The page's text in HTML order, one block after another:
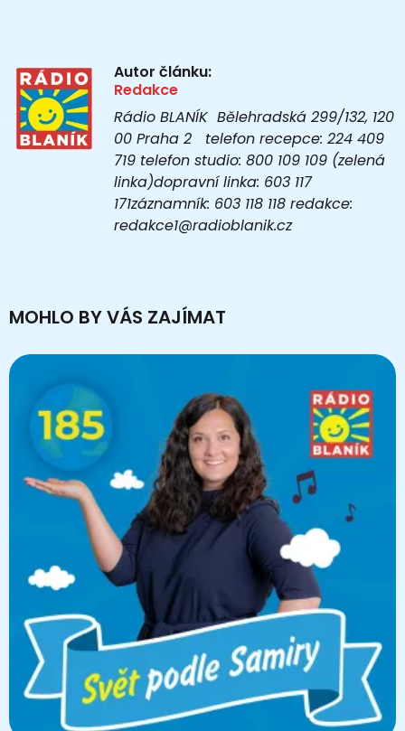
Autor článku:
Redakce
Rádio BLANÍK Bělehradská 299/132, 120
00 Praha 2 telefon recepce: 224 409
719 telefon studio: 800 109 109 (zelená
linka)dopravní linka: 603 117
171záznamník: 603 118 118 redakce:
redakce1@radioblanik.cz
MOHLO BY VÁS ZAJÍMAT